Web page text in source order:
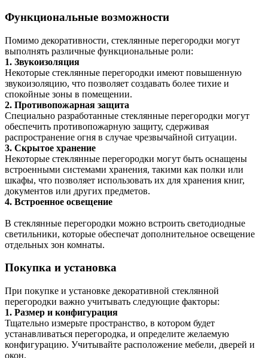
Функциональные возможности
Помимо декоративности, стеклянные перегородки могут
выполнять различные функциональные роли:
1. Звукоизоляция
Некоторые стеклянные перегородки имеют повышенную
звукоизоляцию, что позволяет создавать более тихие и
спокойные зоны в помещении.
2. Противопожарная защита
Специально разработанные стеклянные перегородки могут
обеспечить противопожарную защиту, сдерживая
распространение огня в случае чрезвычайной ситуации.
3. Скрытое хранение
Некоторые стеклянные перегородки могут быть оснащены
встроенными системами хранения, такими как полки или
шкафы, что позволяет использовать их для хранения книг,
документов или других предметов.
4. Встроенное освещение
В стеклянные перегородки можно встроить светодиодные
светильники, которые обеспечат дополнительное освещение
отдельных зон комнаты.
Покупка и установка
При покупке и установке декоративной стеклянной
перегородки важно учитывать следующие факторы:
1. Размер и конфигурация
Тщательно измерьте пространство, в котором будет
устанавливаться перегородка, и определите желаемую
конфигурацию. Учитывайте расположение мебели, дверей и
окон.